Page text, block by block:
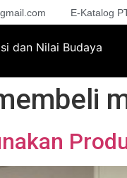
E-Katalog
dan Nilai Budaya